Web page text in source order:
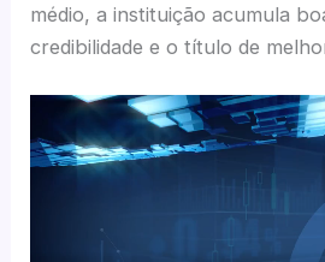
médio, a instituição acumula
credibilidade e o título de